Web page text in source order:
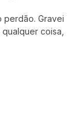
Gravei
coisa,